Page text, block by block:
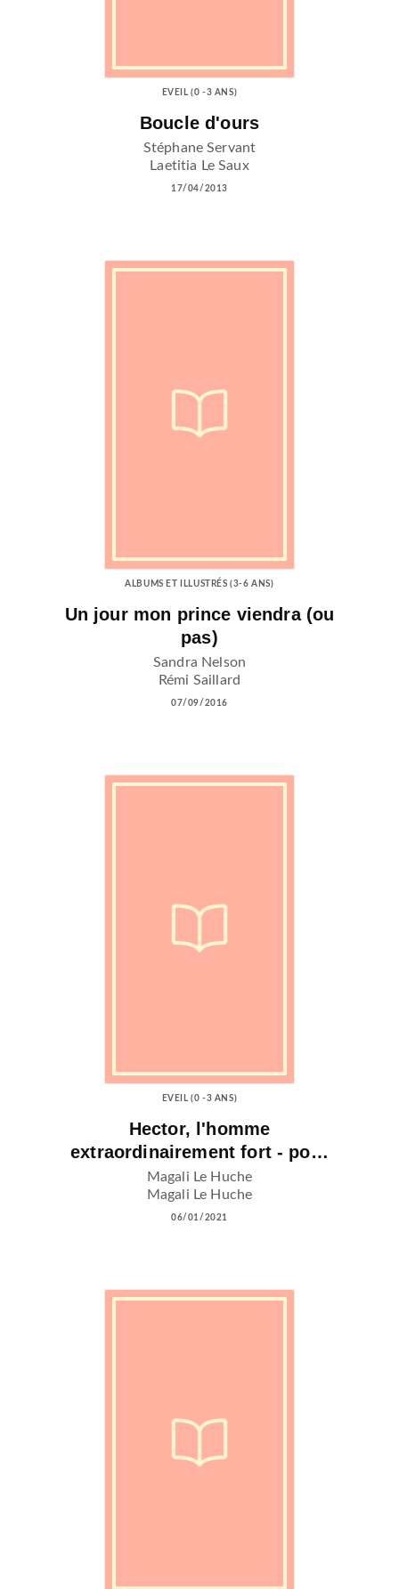
EVEIL (0 -3 ANS)
Boucle d'ours
Stéphane Servant
Laetitia Le Saux
17/04/2013
ALBUMS ET ILLUSTRÉS (3-6 ANS)
Un jour mon prince viendra (ou
pas)
Sandra Nelson
Rémi Saillard
07/09/2016
EVEIL (0 -3 ANS)
Hector, l'homme
extraordinairement fort - po…
Magali Le Huche
Magali Le Huche
06/01/2021